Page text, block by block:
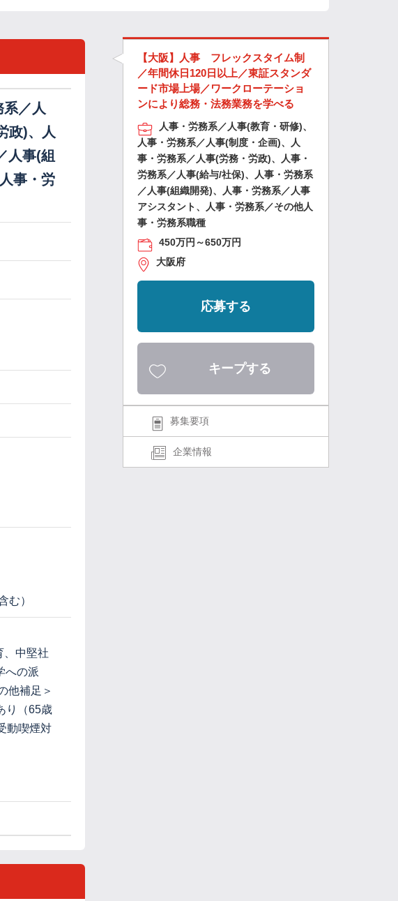
／人
政)、人
人事(組
事・労
む）
、中堅社
への派
他補足＞
り（65歳
動喫煙対
【大阪】人事 フレックスタイム制
／年間休日120日以上／東証スタンダ
ード市場上場／ワークローテーショ
ンにより総務・法務業務を学べる
人事・労務系／人事(教育・研修)、
人事・労務系／人事(制度・企画)、人
事・労務系／人事(労務・労政)、人事・
労務系／人事(給与/社保)、人事・労務系
／人事(組織開発)、人事・労務系／人事
アシスタント、人事・労務系／その他人
事・労務系職種
450万円～650万円
大阪府
応募する
キープする
募集要項
企業情報